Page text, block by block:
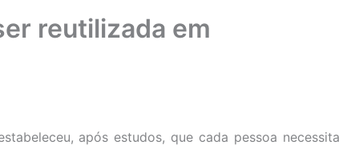
reutilizada em
após estudos, que cada pessoa necessita